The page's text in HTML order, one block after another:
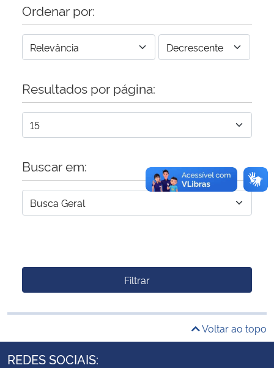
Secretaria de Governo
Gabinete de Segurança Institucional
Banco Central do Brasil
Planalto
Ordenar por:
Resultados por página:
Buscar em:
Filtrar
Voltar ao topo
REDES SOCIAIS: